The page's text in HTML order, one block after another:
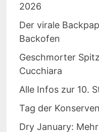
2026
Der virale
Backofen
Geschmorter
Cucchiara
Alle Infos zur 10.
Tag der
Dry January: